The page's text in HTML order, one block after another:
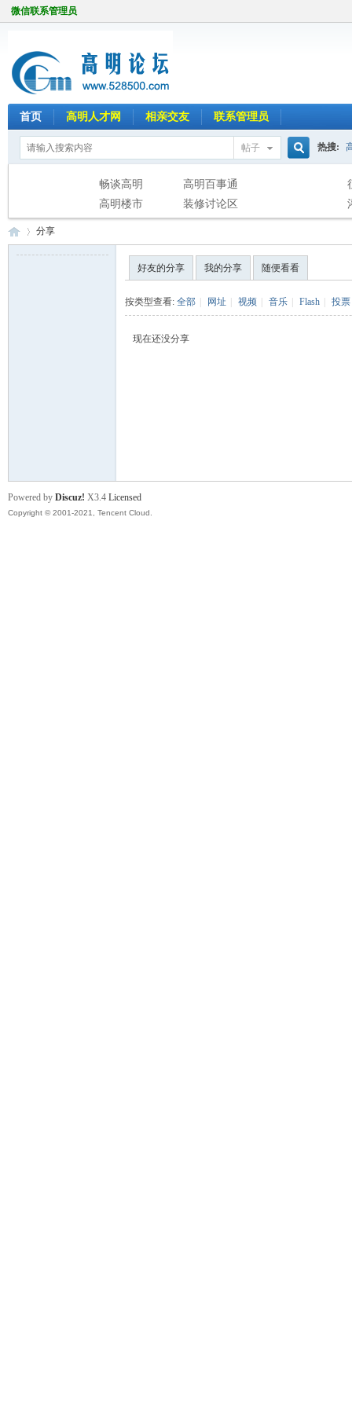
微信联系管理员
首页 高明人才网 相亲交友 联系管理员
帖子 热搜:
畅谈高明
高明百事通
高明楼市
装修讨论区
分享
好友的分享 我的分享 随便看看
按类型查看: 全部 网址 视频 音乐 Flash 投票
现在还没分享
Powered by Discuz! X3.4 Licensed
Copyright © 2001-2021, Tencent Cloud.